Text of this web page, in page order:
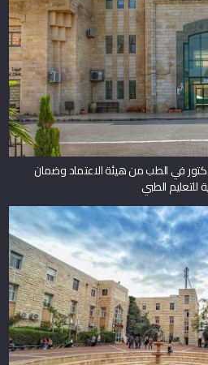
في الطب من هيئة الاعتماد وضمان
للتعليم الطبي